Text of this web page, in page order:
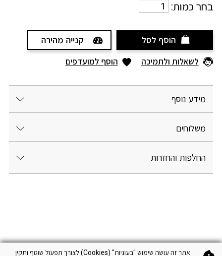
בחר כמות:
הוסף לסל קנייה מהירה
לשאלות ולתמיכה הוסף למועדפים
מידע נוסף
משלוחים
החלפות והחזרות
אתר זה עושה שימוש "בעוגיות" (Cookies) לצורך תפעול שוטף ותקין